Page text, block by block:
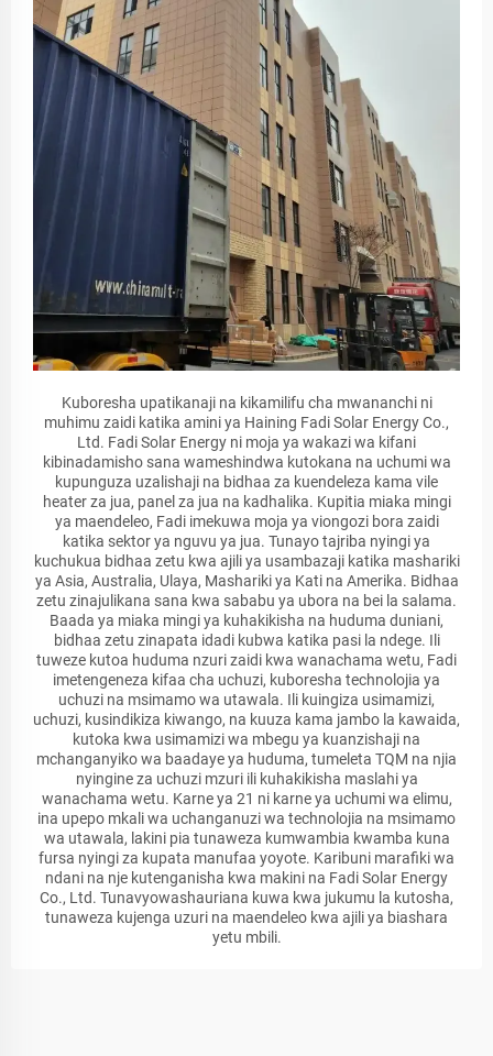
Kuboresha upatikanaji na kikamilifu cha mwananchi ni
muhimu zaidi katika amini ya Haining Fadi Solar Energy Co.,
Ltd. Fadi Solar Energy ni moja ya wakazi wa kifani
kibinadamisho sana wameshindwa kutokana na uchumi wa
kupunguza uzalishaji na bidhaa za kuendeleza kama vile
heater za jua, panel za jua na kadhalika. Kupitia miaka mingi
ya maendeleo, Fadi imekuwa moja ya viongozi bora zaidi
katika sektor ya nguvu ya jua. Tunayo tajriba nyingi ya
kuchukua bidhaa zetu kwa ajili ya usambazaji katika mashariki
ya Asia, Australia, Ulaya, Mashariki ya Kati na Amerika. Bidhaa
zetu zinajulikana sana kwa sababu ya ubora na bei la salama.
Baada ya miaka mingi ya kuhakikisha na huduma duniani,
bidhaa zetu zinapata idadi kubwa katika pasi la ndege. Ili
tuweze kutoa huduma nzuri zaidi kwa wanachama wetu, Fadi
imetengeneza kifaa cha uchuzi, kuboresha technolojia ya
uchuzi na msimamo wa utawala. Ili kuingiza usimamizi,
uchuzi, kusindikiza kiwango, na kuuza kama jambo la kawaida,
kutoka kwa usimamizi wa mbegu ya kuanzishaji na
mchanganyiko wa baadaye ya huduma, tumeleta TQM na njia
nyingine za uchuzi mzuri ili kuhakikisha maslahi ya
wanachama wetu. Karne ya 21 ni karne ya uchumi wa elimu,
ina upepo mkali wa uchanganuzi wa technolojia na msimamo
wa utawala, lakini pia tunaweza kumwambia kwamba kuna
fursa nyingi za kupata manufaa yoyote. Karibuni marafiki wa
ndani na nje kutenganisha kwa makini na Fadi Solar Energy
Co., Ltd. Tunavyowashauriana kuwa kwa jukumu la kutosha,
tunaweza kujenga uzuri na maendeleo kwa ajili ya biashara
yetu mbili.